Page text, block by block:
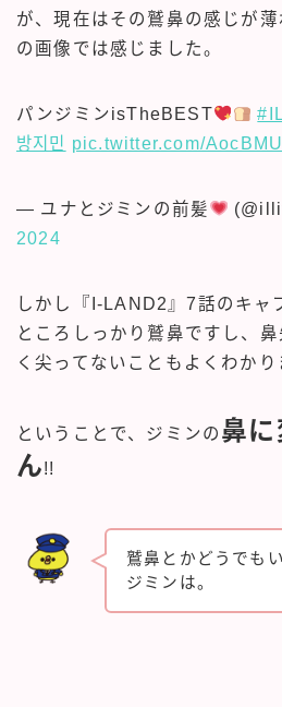
が、現在はその鷲鼻の感じが
の画像では感じました。
パンジミンisTheBEST
방지민 pic.twitter.com/
— ユナとジミンの前髪
2024
しかし『I-LAND2』7話のキャ
ところしっかり鷲鼻ですし、
く尖ってないこともよくわかり
ということで、ジミンの 鼻
ん!!
鷲鼻とかどうでも
ジミンは。